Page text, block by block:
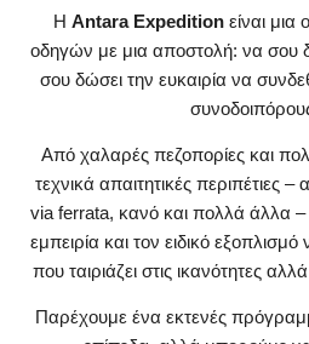
Η Antara Expedition είναι
οδηγών με μια αποστολή: να σου
σου δώσει την ευκαιρία να
Από χαλαρές πεζοπορίες και
τεχνικά απαιτητικές περιπέτιες
via ferrata, κανό και πολλά άλλα –
εμπειρία και τον ειδικό
που ταιριάζει στις ικανότητες
Παρέχουμε ένα εκτενές